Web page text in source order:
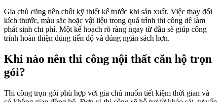
Gia chủ cũng nên chốt kỹ thiết kế trước khi sản xuất. Việc thay đổi
kích thước, màu sắc hoặc vật liệu trong quá trình thi công dễ làm
phát sinh chi phí. Một kế hoạch rõ ràng ngay từ đầu sẽ giúp công
trình hoàn thiện đúng tiến độ và đúng ngân sách hơn.
Khi nào nên thi công nội thất căn hộ trọn
gói?
Thi công trọn gói phù hợp với gia chủ muốn tiết kiệm thời gian và